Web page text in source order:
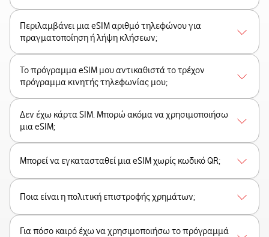
Περιλαμβάνει μια eSIM αριθμό τηλεφώνου για
πραγματοποίηση ή λήψη κλήσεων;
Το πρόγραμμα eSIM μου αντικαθιστά το τρέχον
πρόγραμμα κινητής τηλεφωνίας μου;
Δεν έχω κάρτα SIM. Μπορώ ακόμα να χρησιμοποιήσω
μια eSIM;
Μπορεί να εγκατασταθεί μια eSIM χωρίς κωδικό QR;
Ποια είναι η πολιτική επιστροφής χρημάτων;
Για πόσο καιρό έχω να χρησιμοποιήσω το πρόγραμμά